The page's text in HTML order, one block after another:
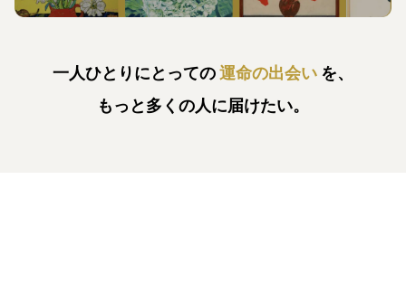
一人ひとりにとっての運命の出会い を、
もっと多くの人に届けたい。